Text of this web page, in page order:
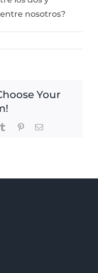
nosotros?
Your
Tumblr PinterestEmail